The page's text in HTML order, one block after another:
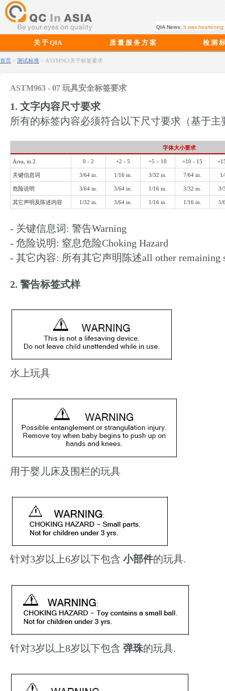
QIA News: It was heartening
关 于 QIA 质 量 服 务 方 案 检 测
首页 > 测试标准 > ASTM963关于标签要求
ASTM963 - 07 玩具安全标签要求
1. 文字内容尺寸要求
所有的标签内容必须符合以下尺寸要求（基于
字体大小要求
Area, in.2 0 - 2 +2 - 5 +5 – 10 +10 - 15
关键信息词 3/64 in. 1/16 in. 3/32 in. 7/64 in.
危险说明 3/64 in. 3/64 in. 1/16 in. 3/32 in. 3/
其它声明及陈述内容 1/32 in. 3/64 in. 1/16 in. 1/16 in. 5/
- 关键信息词: 警告Warning
- 危险说明: 窒息危险Choking Hazard
- 其它内容: 所有其它声明陈述all other remaining
2. 警告标签式样
水上玩具
用于婴儿床及围栏的玩具
针对3岁以上6岁以下包含 小部件的玩具.
针对3岁以上8岁以下包含 弹珠的玩具.